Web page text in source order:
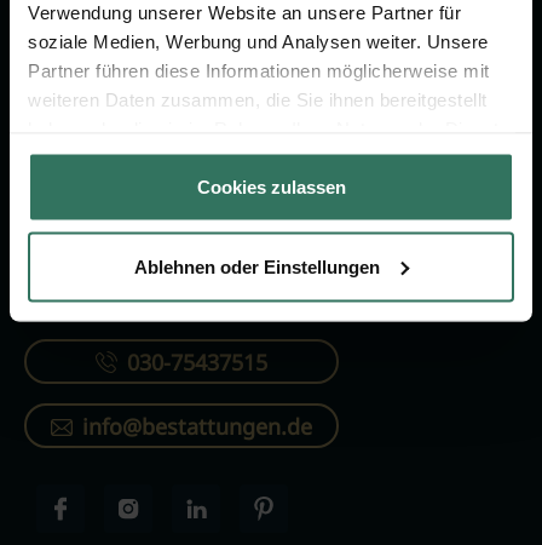
Verwendung unserer Website an unsere Partner für
soziale Medien, Werbung und Analysen weiter. Unsere
Partner führen diese Informationen möglicherweise mit
weiteren Daten zusammen, die Sie ihnen bereitgestellt
gesammelt haben.
Cookies zulassen
Ablehnen oder Einstellungen
FÜR SIE
Vergleich
Ratgeber
FÜR BESTATTER
Online-Portal
Kostenlos registrieren
KONTAKTIEREN SIE UNS
030-75437515
info@bestattungen.de